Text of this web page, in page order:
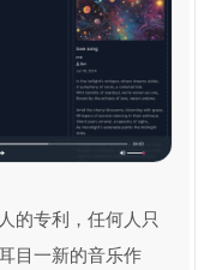
的专利，任何人只
目一新的音乐作